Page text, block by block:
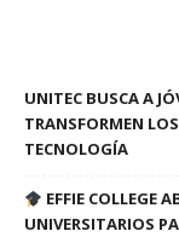
UNITEC BUSCA A
TRANSFORMEN
TECNOLOGÍA
EFFIE COLLEGE
UNIVERSITARIOS